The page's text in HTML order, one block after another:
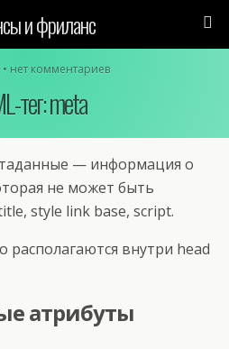
и фриланс
• нет комментариев
тег: meta
— информация о
не может быть
style link base, script.
располагаются внутри head
атрибуты